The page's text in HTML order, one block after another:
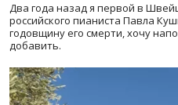
Два года назад я первой в
российского пианиста Павла
годовщину его смерти, хочу
добавить.